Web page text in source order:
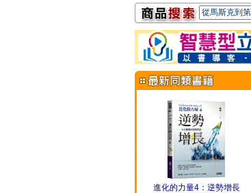
進化的力量4：逆勢增長